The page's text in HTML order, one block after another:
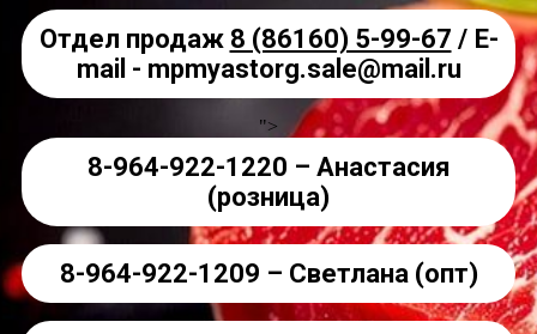
Отдел продаж 8 (86160) 5-99-67 / E-
mail - mpmyastorg.sale@mail.ru
">
8-964-922-1220 – Анастасия
(розница)
8-964-922-1209 – Светлана (опт)